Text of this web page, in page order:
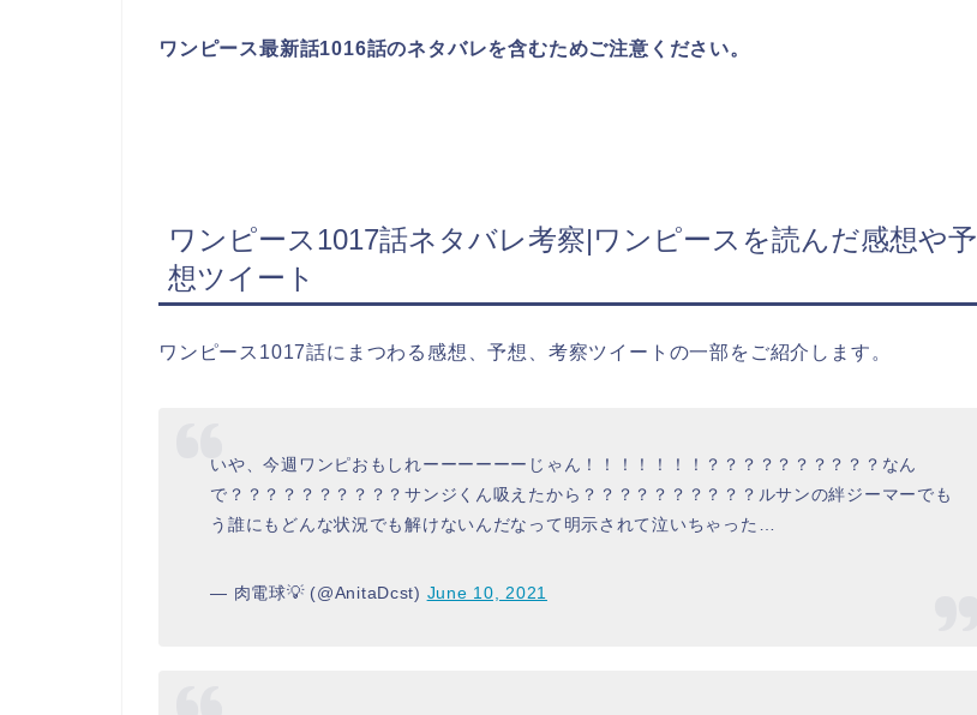
ワンピース最新話1016話のネタバレを含むためご注意ください。
ワンピース1017話ネタバレ考察|ワンピースを読んだ感想や予
想ツイート
ワンピース1017話にまつわる感想、予想、考察ツイートの一部をご紹介します。
いや、今週ワンピおもしれーーーーーーじゃん！！！！！！！？？？？？？？？？？なん
で？？？？？？？？？？サンジくん吸えたから？？？？？？？？？？ルサンの絆ジーマーでも
う誰にもどんな状況でも解けないんだなって明示されて泣いちゃった…
— 肉電球💡 (@AnitaDcst) June 10, 2021